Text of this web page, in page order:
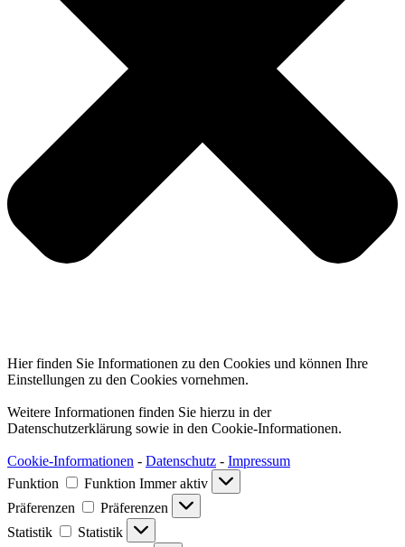
Hier finden Sie Informationen zu den Cookies und können Ihre
Einstellungen zu den Cookies vornehmen.
Weitere Informationen finden Sie hierzu in der
Datenschutzerklärung sowie in den Cookie-Informationen.
Cookie-Informationen - Datenschutz - Impressum
Funktion
Funktion Immer aktiv
Präferenzen
Präferenzen
Statistik
Statistik